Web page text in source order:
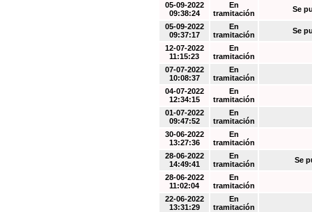
05-09-2022
09:38:24
En
tramitación
Se
05-09-2022
09:37:17
En
tramitación
Se
12-07-2022
11:15:23
En
tramitación
07-07-2022
10:08:37
En
tramitación
04-07-2022
12:34:15
En
tramitación
01-07-2022
09:47:52
En
tramitación
30-06-2022
13:27:36
En
tramitación
28-06-2022
14:49:41
En
tramitación
Se
28-06-2022
11:02:04
En
tramitación
22-06-2022
13:31:29
En
tramitación